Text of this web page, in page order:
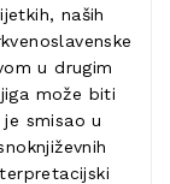
naših
u drugim
može biti
smisao u